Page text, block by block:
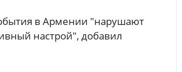
в Армении "нарушают
настрой", добавил